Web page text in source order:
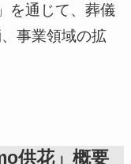
を通じて、葬儀
事業領域の拡
供花」概要